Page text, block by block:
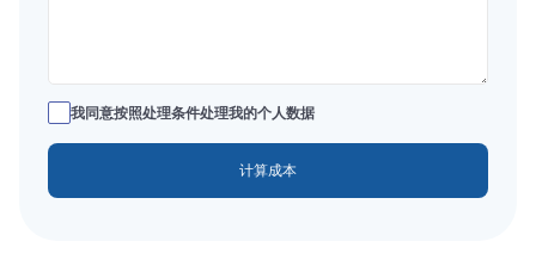
我同意按照处理条件处理我的个人数据